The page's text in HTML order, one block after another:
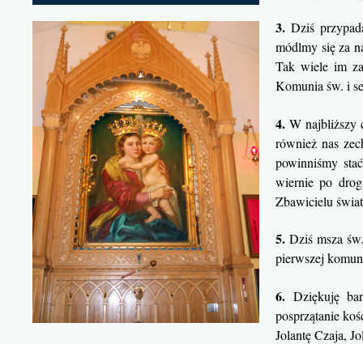
3. Dziś
módlmy się za
Tak wiele im
Komunia św. i
4. W najbliższy
również nas
powinniśmy
wiernie po
Zbawicielu
5. Dziś msza
pierwszej
6. Dziękuję
posprzątanie
Jolantę Czaja,